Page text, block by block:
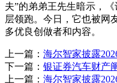
夫”的弟弟王先生暗示，
层领跑。今日，它也被网
多优良创做者和内容。
上一篇： 海尔智家披露
下一篇： 银证券汽车财产
上一篇： 海尔智家披露